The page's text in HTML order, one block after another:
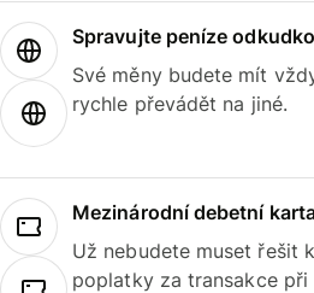
Spravujte peníze
Své měny budete mít
rychle převádět na jiné.
Mezinárodní debetní
Už nebudete muset řešit
poplatky za transakce při